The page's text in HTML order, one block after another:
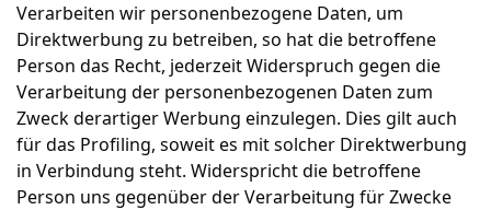
Verarbeiten wir personenbezogene Daten, um
Direktwerbung zu betreiben, so hat die betroffene
Person das Recht, jederzeit Widerspruch gegen die
Verarbeitung der personenbezogenen Daten zum
Zweck derartiger Werbung einzulegen. Dies gilt auch
für das Profiling, soweit es mit solcher Direktwerbung
in Verbindung steht. Widerspricht die betroffene
Person uns gegenüber der Verarbeitung für Zwecke